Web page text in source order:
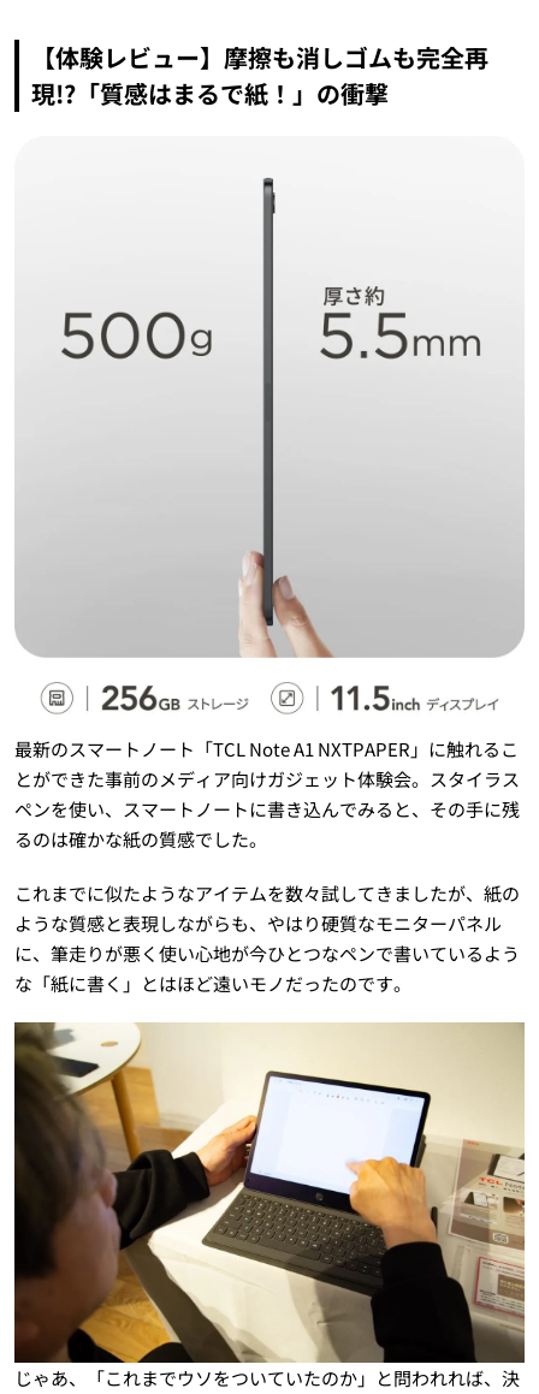
【体験レビュー】摩擦も消しゴムも完全再
現!?「質感はまるで紙！」の衝撃
最新のスマートノート「TCL Note A1 NXTPAPER」に触れるこ
とができた事前のメディア向けガジェット体験会。スタイラス
ペンを使い、スマートノートに書き込んでみると、その手に残
るのは確かな紙の質感でした。
これまでに似たようなアイテムを数々試してきましたが、紙の
ような質感と表現しながらも、やはり硬質なモニターパネル
に、筆走りが悪く使い心地が今ひとつなペンで書いているよう
な「紙に書く」とはほど遠いモノだったのです。
じゃあ、「これまでウソをついていたのか」と問われれば、決